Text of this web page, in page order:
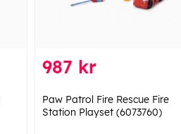
987 kr
Paw Patrol Fire Rescue Fire
Station Playset (6073760)